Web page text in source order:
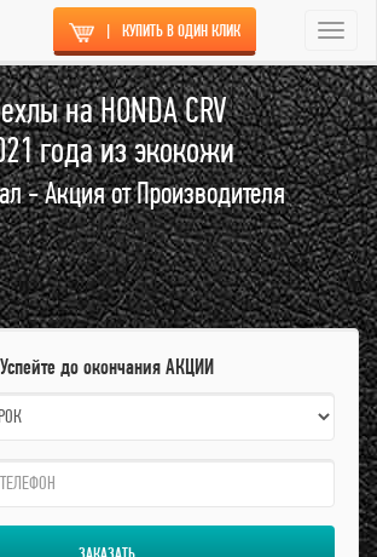
| КУПИТЬ В ОДИН КЛИК
на HONDA CRV
года из экокожи
- Акция от Производителя
Успейте до окончания АКЦИИ
ЗАКАЗАТЬ